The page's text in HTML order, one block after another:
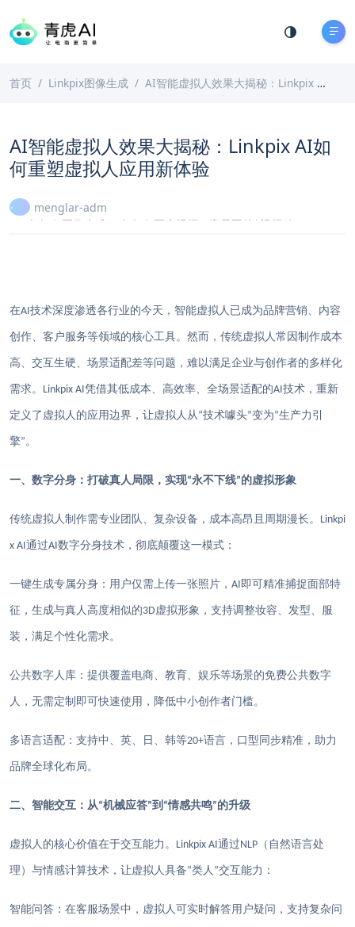
首页 Linkpix图像生成 AI智能虚拟人效果大揭秘：Linkpix AI如何重塑虚拟人应用新体验
AI智能虚拟人效果大揭秘：Linkpix AI如
何重塑虚拟人应用新体验
menglar-adm
Linkpix图像生成
LinkPix图生视频
商品图片|视频ai
在AI技术深度渗透各行业的今天，智能虚拟人已成为品牌营销、内容
创作、客户服务等领域的核心工具。然而，传统虚拟人常因制作成本
高、交互生硬、场景适配差等问题，难以满足企业与创作者的多样化
需求。 Linkpix AI凭借其低成本、高效率、全场景适配的AI技术，重新
定义了虚拟人的应用边界，让虚拟人从“技术噱头”变为“生产力引
擎”。
一、数字分身：打破真人局限，实现“永不下线”的虚拟形象
传统虚拟人制作需专业团队、复杂设备，成本高昂且周期漫长。 Linkpi
x AI通过AI数字分身技术，彻底颠覆这一模式：
一键生成专属分身：用户仅需上传一张照片， AI即可精准捕捉面部特
征，生成与真人高度相似的3D虚拟形象，支持调整妆容、发型、服
装，满足个性化需求。
公共数字人库：提供覆盖电商、教育、娱乐等场景的免费公共数字
人，无需定制即可快速使用，降低中小创作者门槛。
多语言适配：支持中、英、日、韩等20+语言，口型同步精准，助力
品牌全球化布局。
二、智能交互：从“机械应答”到 “情感共鸣”的升级
虚拟人的核心价值在于交互能力。 Linkpix AI通过NLP （自然语言处
理）与情感计算技术，让虚拟人具备“类人 ”交互能力：
智能问答：在客服场景中，虚拟人可实时解答用户疑问，支持复杂问